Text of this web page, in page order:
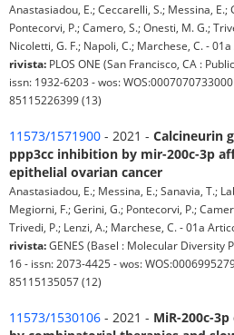
Anastasiadou, E.; Ceccarelli, S.; Messina, E.;
Pontecorvi, P.; Camero, S.; Onesti, M. G.;
Nicoletti, G. F.; Napoli, C.; Marchese, C. -
rivista: PLOS ONE (San Francisco, CA :
issn: 1932-6203 - wos:
85115226399 (13)
11573/1571900 - 2021 - Calcineurin
ppp3cc inhibition by mir-200c-3p
epithelial ovarian cancer
Anastasiadou, E.; Messina, E.; Sanavia, T.;
Megiorni, F.; Gerini, G.; Pontecorvi, P.;
Trivedi, P.; Lenzi, A.; Marchese, C. - 01a
rivista:GENES (Basel : Molecular Diversity
16 - issn: 2073-4425 - wos:
85115135057 (12)
11573/1530106 - 2021 - MiR-200c-